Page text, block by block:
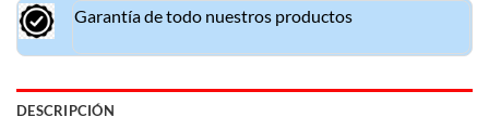
Garantía de todo nuestros productos
DESCRIPCIÓN